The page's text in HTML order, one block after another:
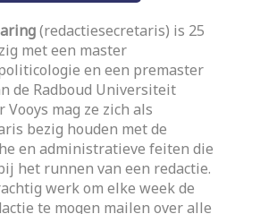
(redactiesecretaris) is 25
met een master
en een premaster
de Radboud Universiteit
Vooys mag ze zich als
bezig houden met de
en administratieve feiten die
het runnen van een redactie.
werk om elke week de
te mogen mailen over alle